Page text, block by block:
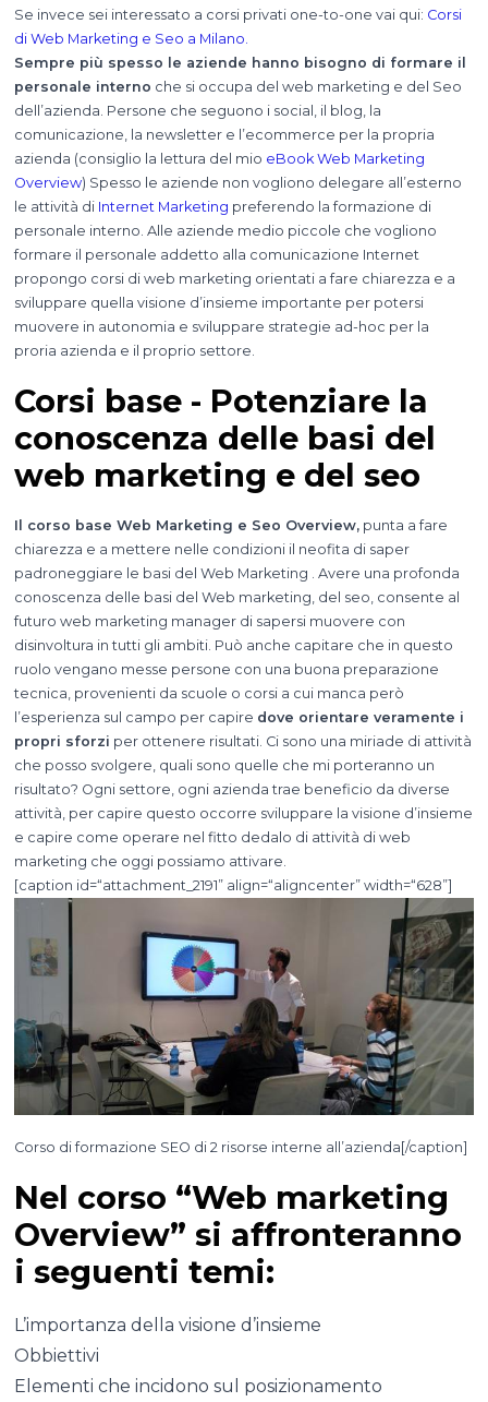
Se invece sei interessato a corsi privati one-to-one vai qui: Corsi
di Web Marketing e Seo a Milano.
Sempre più spesso le aziende hanno bisogno di formare il
personale interno che si occupa del web marketing e del Seo
dell’azienda. Persone che seguono i social, il blog, la
comunicazione, la newsletter e l’ecommerce per la propria
azienda (consiglio la lettura del mio eBook Web Marketing
Overview) Spesso le aziende non vogliono delegare all’esterno
le attività di Internet Marketing preferendo la formazione di
personale interno. Alle aziende medio piccole che vogliono
formare il personale addetto alla comunicazione Internet
propongo corsi di web marketing orientati a fare chiarezza e a
sviluppare quella visione d’insieme importante per potersi
muovere in autonomia e sviluppare strategie ad-hoc per la
proria azienda e il proprio settore.
Corsi base - Potenziare la
conoscenza delle basi del
web marketing e del seo
Il corso base Web Marketing e Seo Overview,punta a fare
chiarezza e a mettere nelle condizioni il neofita di saper
padroneggiare le basi del Web Marketing . Avere una profonda
conoscenza delle basi del Web marketing, del seo, consente al
futuro web marketing manager di sapersi muovere con
disinvoltura in tutti gli ambiti. Può anche capitare che in questo
ruolo vengano messe persone con una buona preparazione
tecnica, provenienti da scuole o corsi a cui manca però
l’esperienza sul campo per capire dove orientare veramente i
propri sforzi per ottenere risultati. Ci sono una miriade di attività
che posso svolgere, quali sono quelle che mi porteranno un
risultato? Ogni settore, ogni azienda trae beneficio da diverse
attività, per capire questo occorre sviluppare la visione d’insieme
e capire come operare nel fitto dedalo di attività di web
marketing che oggi possiamo attivare.
[caption id=“attachment_2191” align=“aligncenter” width=“628”]
Corso di formazione SEO di 2 risorse interne all’azienda[/caption]
Nel corso “Web marketing
Overview” si affronteranno
i seguenti temi:
L’importanza della visione d’insieme
Obbiettivi
Elementi che incidono sul posizionamento